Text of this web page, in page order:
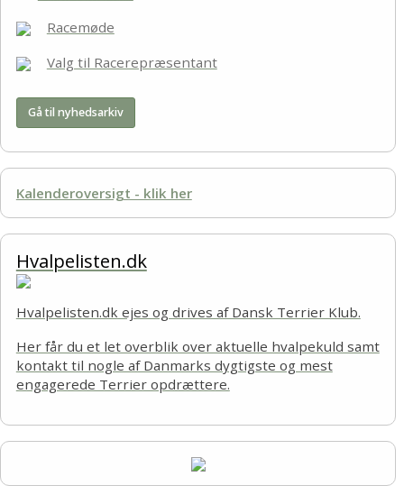
Racemøde
Valg til Racerepræsentant
Gå til nyhedsarkiv
Kalenderoversigt - klik her
Hvalpelisten.dk
Hvalpelisten.dk ejes og drives af Dansk Terrier Klub.
Her får du et let overblik over aktuelle hvalpekuld samt
kontakt til nogle af Danmarks dygtigste og mest
engagerede Terrier opdrættere.